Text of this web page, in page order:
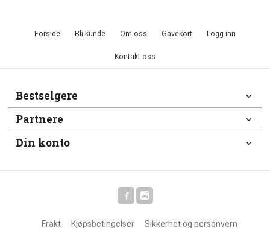
Forside Bli kunde Om oss Gavekort Logg inn
Kontakt oss
Bestselgere
Partnere
Din konto
Frakt Kjøpsbetingelser Sikkerhet og personvern